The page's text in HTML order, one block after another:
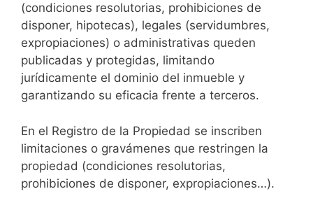
(condiciones resolutorias, prohibiciones de
disponer, hipotecas), legales (servidumbres,
expropiaciones) o administrativas queden
publicadas y protegidas, limitando
jurídicamente el dominio del inmueble y
garantizando su eficacia frente a terceros.
En el Registro de la Propiedad se inscriben
limitaciones o gravámenes que restringen la
propiedad (condiciones resolutorias,
prohibiciones de disponer, expropiaciones…).